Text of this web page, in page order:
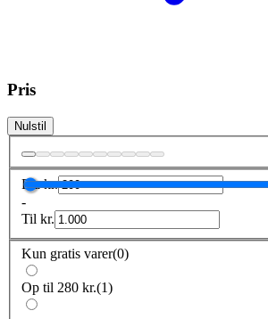
Pris
Nulstil
Frakr.
-
Til kr.
Kun gratis varer(0)
Op til 280 kr.(1)